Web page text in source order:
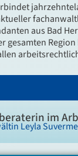
aus Bad
gesamten
im
Leyla